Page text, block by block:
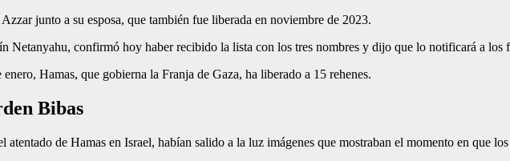
junto a su esposa, que también fue liberada en noviembre de 2023.
Netanyahu, confirmó hoy haber recibido la lista con los tres nombres y dijo que lo notificará a los
Hamas, que gobierna la Franja de Gaza, ha liberado a 15 rehenes.
Bibas
atentado de Hamas en Israel, habían salido a la luz imágenes que mostraban el momento en que